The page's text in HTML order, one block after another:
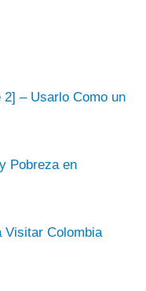
– Usarlo Como un
Pobreza en
Visitar Colombia